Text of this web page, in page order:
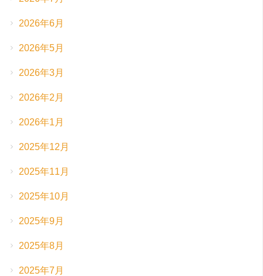
2026年6月
2026年5月
2026年3月
2026年2月
2026年1月
2025年12月
2025年11月
2025年10月
2025年9月
2025年8月
2025年7月